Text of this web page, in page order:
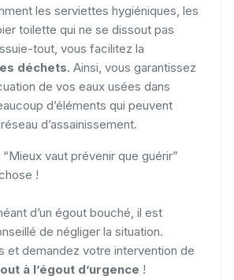
les serviettes hygiéniques, les
toilette qui ne se dissout pas
tout, vous facilitez la
déchets. Ainsi, vous garantissez
de vos eaux usées dans
d’éléments qui peuvent
d’assainissement.
“Mieux vaut prévenir que guérir”
!
d’un égout bouché, il est
de négliger la situation.
et demandez votre intervention de
à l’égout d’urgence !